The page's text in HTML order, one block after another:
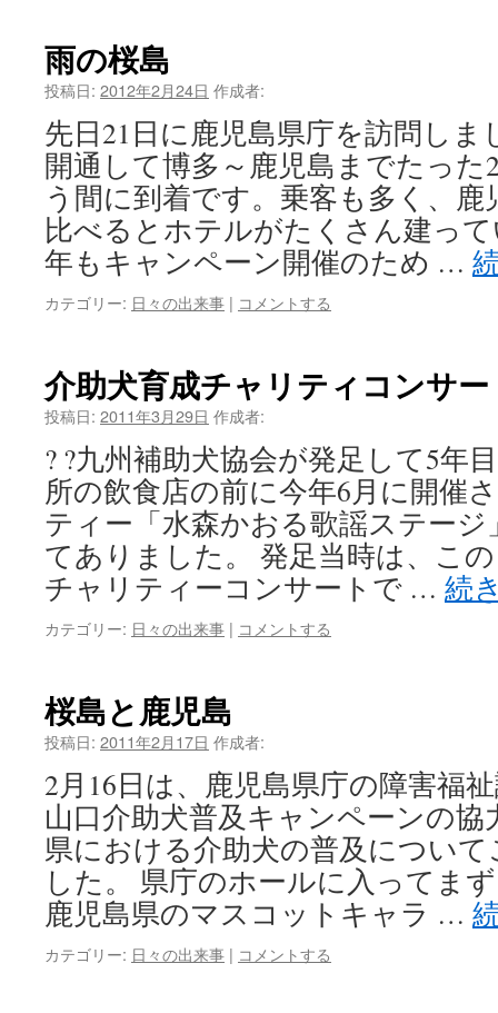
雨の桜島
投稿日: 2012年2月24日 作成者:
先日21日に鹿児島県庁を訪問しま
開通して博多～鹿児島までたっ
う間に到着です。乗客も多く、
比べるとホテルがたくさん建っ
年もキャンペーン開催のため …
カテゴリー: 日々の出来事 | コメントする
介助犬育成チャリティコンサ
投稿日: 2011年3月29日 作成者:
? ?九州補助犬協会が発足して5年
所の飲食店の前に今年6月に開催
ティー「水森かおる歌謡ステー
てありました。 発足当時は、こ
チャリティーコンサートで … 続
カテゴリー: 日々の出来事 | コメントする
桜島と鹿児島
投稿日: 2011年2月17日 作成者:
2月16日は、鹿児島県庁の障害福
山口介助犬普及キャンペーンの協
県における介助犬の普及につい
した。 県庁のホールに入ってま
鹿児島県のマスコットキャラ …
カテゴリー: 日々の出来事 | コメントする